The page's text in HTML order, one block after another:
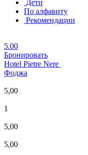
Дети
По алфавиту
Рекомендации
5.00
Бронировать
Hotel Pietre Nere
Фоджа
5,00
1
5,00
5,00